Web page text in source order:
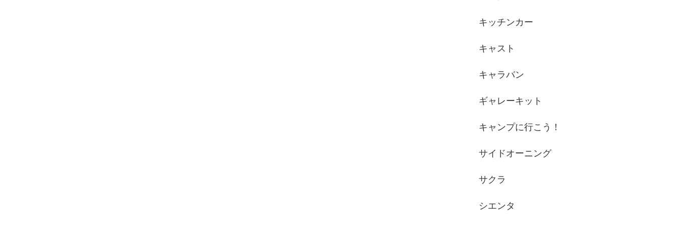
キッチンカー
キャスト
キャラバン
ギャレーキット
キャンプに行こう！
サイドオーニング
サクラ
シエンタ